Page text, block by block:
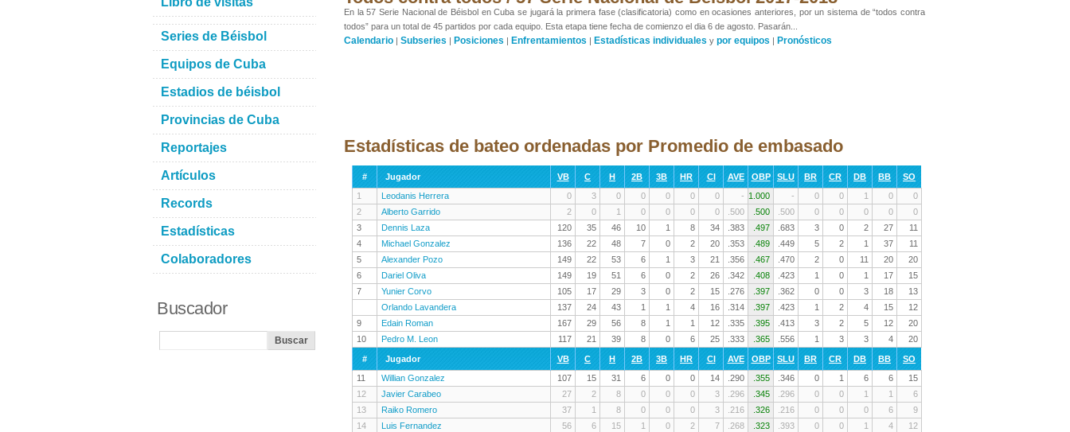
En la 57 Serie Nacional de Béisbol en Cuba se jugará la primera fase (clasificatoria) como en ocasiones anteriores, por un sistema de “todos contra
todos” para un total de 45 partidos por cada equipo. Esta etapa tiene fecha de comienzo el dia 6 de agosto. Pasarán...
Calendario | Subseries | Posiciones | Enfrentamientos | Estadísticas individuales y por equipos | Pronósticos
Estadísticas de bateo ordenadas por Promedio de embasado
# Jugador VB C H 2B 3B HR CI AVE OBP SLU BR CR DB BB
SO
1
Leodanis Herrera 0 3 0 0 0 0 0 - 1.000 - 0 0 1 0
0
2
Alberto Garrido 2 0 1 0 0 0 0 .500 .500 .500 0 0 0 0
0
3
Dennis Laza 120 35 46 10 1 8 34 .383 .497 .683 3 0 2 27
11
4
Michael Gonzalez 136 22 48 7 0 2 20 .353 .489 .449 5 2 1 37
11
5
Alexander Pozo 149 22 53 6 1 3 21 .356 .467 .470 2 0 11 20
20
6
Dariel Oliva 149 19 51 6 0 2 26 .342 .408 .423 1 0 1 17
15
7
Yunier Corvo 105 17 29 3 0 2 15 .276 .397 .362 0 0 3 18
13
Orlando Lavandera
137 24 43 1 1 4 16 .314 .397 .423 1 2 4 15
12
9
Edain Roman 167 29 56 8 1 1 12 .335 .395 .413 3 2 5 12
20
10
Pedro M. Leon 117 21 39 8 0 6 25 .333 .365 .556 1 3 3 4 20
# Jugador VB C H 2B 3B HR CI AVE OBP SLU BR CR DB BB
SO
11
Willian Gonzalez 107 15 31 6 0 0 14 .290 .355 .346 0 1 6 6
15
12
Javier Carabeo 27 2 8 0 0 0 3 .296 .345 .296 0 0 1 1
6
13
Raiko Romero 37 1 8 0 0 0 3 .216 .326 .216 0 0 0 6
9
14
Luis Fernandez 56 6 15 1 0 2 7 .268 .323 .393 0 0 1 4
12
Series de Béisbol
Equipos de Cuba
Estadios de béisbol
Provincias de Cuba
Reportajes
Artículos
Records
Estadísticas
Colaboradores
Buscador